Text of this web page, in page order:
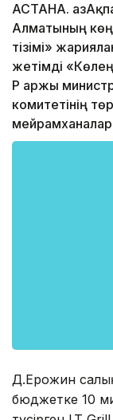
АСТАНА.
Алматының
тізімі»
жетімді
ҚР Қаржы
комитетінің
Д.Ерғожин
бюджетке 10